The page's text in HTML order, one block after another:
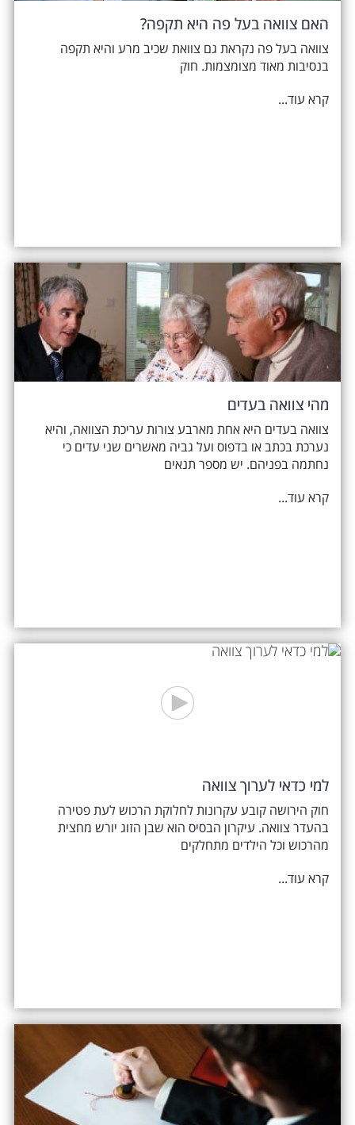
האם צוואה בעל פה היא תקפה?
צוואה בעל פה נקראת גם צוואת שכיב מרע והיא תקפה
בנסיבות מאוד מצומצמות. חוק
קרא עוד...
מהי צוואה בעדים
צוואה בעדים היא אחת מארבע צורות עריכת הצוואה, והיא
נערכת בכתב או בדפוס ועל גביה מאשרים שני עדים כי
נחתמה בפניהם. יש מספר תנאים
קרא עוד...
למי כדאי לערוך צוואה
חוק הירושה קובע עקרונות לחלוקת הרכוש לעת פטירה
בהעדר צוואה. עיקרון הבסיס הוא שבן הזוג יורש מחצית
מהרכוש וכל הילדים מתחלקים
קרא עוד...